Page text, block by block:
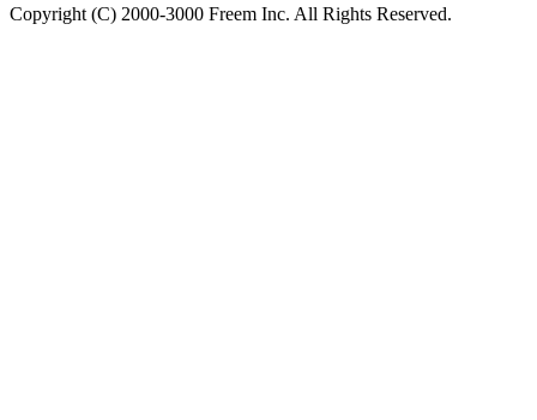
Copyright (C) 2000-3000 Freem Inc. All Rights Reserved.